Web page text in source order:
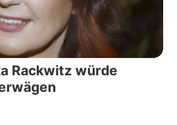
Rackwitz würde